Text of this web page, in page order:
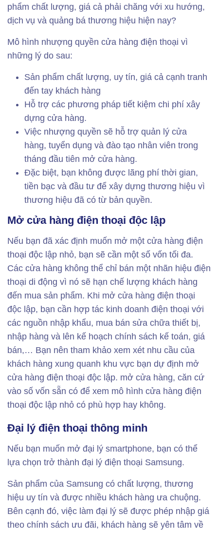
phẩm chất lượng, giá cả phải chăng với xu hướng,
dịch vụ và quảng bá thương hiệu hiện nay?
Mô hình nhượng quyền cửa hàng điện thoại vì
những lý do sau:
Sản phẩm chất lượng, uy tín, giá cả cạnh tranh
đến tay khách hàng
Hỗ trợ các phương pháp tiết kiệm chi phí xây
dựng cửa hàng.
Việc nhượng quyền sẽ hỗ trợ quản lý cửa
hàng, tuyển dụng và đào tạo nhân viên trong
tháng đầu tiên mở cửa hàng.
Đặc biệt, bạn không được lãng phí thời gian,
tiền bạc và đầu tư để xây dựng thương hiệu vì
thương hiệu đã có từ bản quyền.
Mở cửa hàng điện thoại độc lập
Nếu bạn đã xác định muốn mở một cửa hàng điện
thoại độc lập nhỏ, bạn sẽ cần một số vốn tối đa.
Các cửa hàng không thể chỉ bán một nhãn hiệu điện
thoại di động vì nó sẽ hạn chế lượng khách hàng
đến mua sản phẩm. Khi mở cửa hàng điện thoại
độc lập, bạn cần hợp tác kinh doanh điện thoại với
các nguồn nhập khẩu, mua bán sửa chữa thiết bị,
nhập hàng và lên kế hoạch chính sách kế toán, giá
bán,… Bạn nên tham khảo xem xét nhu cầu của
khách hàng xung quanh khu vực bạn dự định mở
cửa hàng điện thoại độc lập. mở cửa hàng, căn cứ
vào số vốn sẵn có để xem mô hình cửa hàng điện
thoại độc lập nhỏ có phù hợp hay không.
Đại lý điện thoại thông minh
Nếu bạn muốn mở đại lý smartphone, bạn có thể
lựa chọn trở thành đại lý điện thoại Samsung.
Sản phẩm của Samsung có chất lượng, thương
hiệu uy tín và được nhiều khách hàng ưa chuộng.
Bên cạnh đó, việc làm đại lý sẽ được phép nhập giá
theo chính sách ưu đãi, khách hàng sẽ yên tâm về